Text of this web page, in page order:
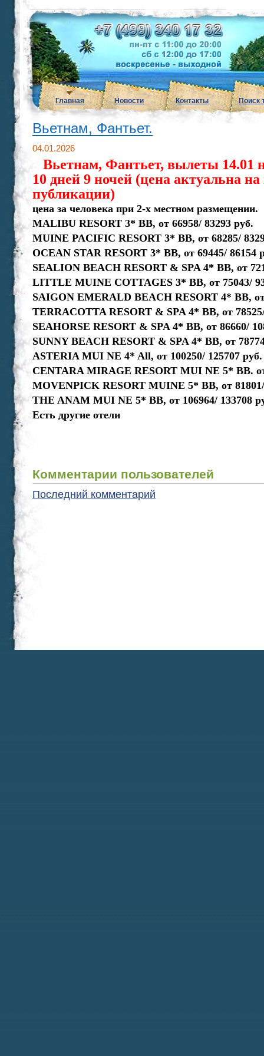
Главная Новости Контакты Поиск
Вьетнам, Фантьет.
04.01.2026
Вьетнам, Фантьет, вылеты 14.01
10 дней 9 ночей (цена актуальна
публикации)
цена за человека при 2-х местном размещении.
MALIBU RESORT 3* ВВ, от 66958/ 83293 руб.
MUINE PACIFIC RESORT 3* ВВ, от 68285/
OCEAN STAR RESORT 3* ВВ, от 69445/ 86154
SEALION BEACH RESORT & SPA 4* ВВ, от
LITTLE MUINE COTTAGES 3* ВВ, от 75043/
SAIGON EMERALD BEACH RESORT 4* ВВ, от
TERRACOTTA RESORT & SPA 4* ВВ, от
SEAHORSE RESORT & SPA 4* ВВ, от 86660/
SUNNY BEACH RESORT & SPA 4* ВВ, от
ASTERIA MUI NE 4* All, от 100250/ 125707 руб.
CENTARA MIRAGE RESORT MUI NE 5* ВВ.
MOVENPICK RESORT MUINE 5* ВВ, от 81801/
THE ANAM MUI NE 5* ВВ, от 106964/ 133708
Есть другие отели
Комментарии пользователей
Последний комментарий